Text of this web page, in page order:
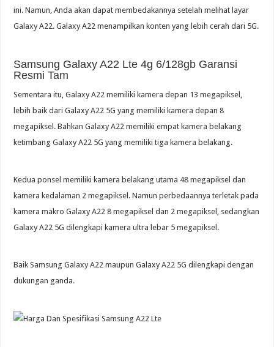
ini. Namun, Anda akan dapat membedakannya setelah melihat layar
Galaxy A22. Galaxy A22 menampilkan konten yang lebih cerah dari 5G.
Samsung Galaxy A22 Lte 4g 6/128gb Garansi
Resmi Tam
Sementara itu, Galaxy A22 memiliki kamera depan 13 megapiksel,
lebih baik dari Galaxy A22 5G yang memiliki kamera depan 8
megapiksel. Bahkan Galaxy A22 memiliki empat kamera belakang
ketimbang Galaxy A22 5G yang memiliki tiga kamera belakang.
Kedua ponsel memiliki kamera belakang utama 48 megapiksel dan
kamera kedalaman 2 megapiksel. Namun perbedaannya terletak pada
kamera makro Galaxy A22 8 megapiksel dan 2 megapiksel, sedangkan
Galaxy A22 5G dilengkapi kamera ultra lebar 5 megapiksel.
Baik Samsung Galaxy A22 maupun Galaxy A22 5G dilengkapi dengan
dukungan ganda.